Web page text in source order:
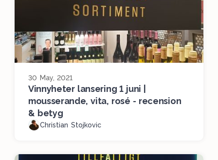
30 May, 2021
Vinnyheter lansering 1 juni |
mousserande, vita, rosé - recension
& betyg
Christian Stojkovic